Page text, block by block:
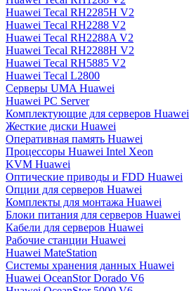
Huawei Tecal RH2285H V2
Huawei Tecal RH2288 V2
Huawei Tecal RH2288A V2
Huawei Tecal RH2288H V2
Huawei Tecal RH5885 V2
Huawei Tecal L2800
Серверы UMA Huawei
Huawei PC Server
Комплектующие для серверов Huawei
Жесткие диски Huawei
Оперативная память Huawei
Процессоры Huawei Intel Xeon
KVM Huawei
Оптические приводы и FDD Huawei
Опции для серверов Huawei
Комплекты для монтажа Huawei
Блоки питания для серверов Huawei
Кабели для серверов Huawei
Рабочие станции Huawei
Huawei MateStation
Системы хранения данных Huawei
Huawei OceanStor Dorado V6